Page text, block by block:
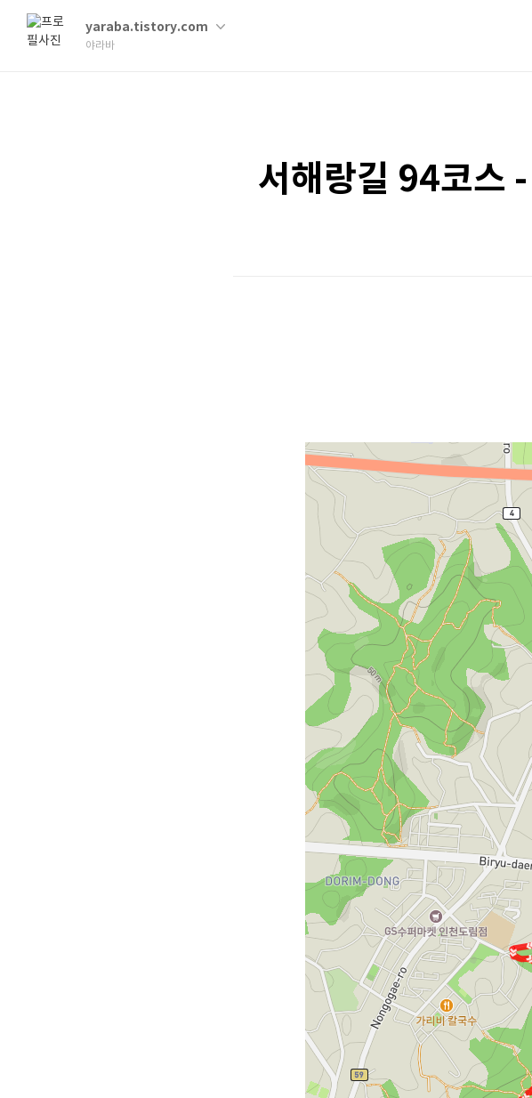
yaraba.tistory.com
야라바
서해랑길 94코스